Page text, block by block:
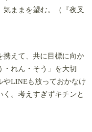
ままを望む。（『夜叉
携えて、共に目標に向か
・れん・そう」を大切
やLINEも放っておかなけ
。考えすぎずキチンと